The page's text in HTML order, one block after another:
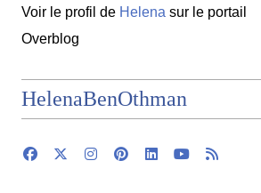
Voir le profil de Helena sur le portail
Overblog
HelenaBenOthman